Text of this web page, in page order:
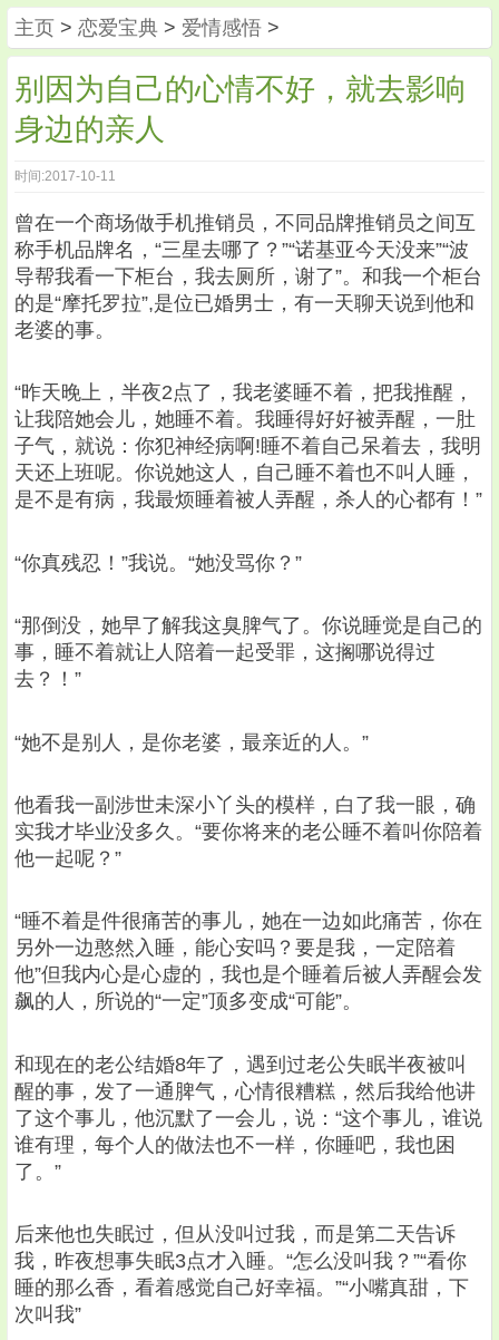
主页 > 恋爱宝典 > 爱情感悟 >
别因为自己的心情不好，就去影响
身边的亲人
时间:2017-10-11
曾在一个商场做手机推销员，不同品牌推销员之间互
称手机品牌名，“三星去哪了？”“诺基亚今天没来”“波
导帮我看一下柜台，我去厕所，谢了”。和我一个柜台
的是“摩托罗拉”,是位已婚男士，有一天聊天说到他和
老婆的事。
“昨天晚上，半夜2点了，我老婆睡不着，把我推醒，
让我陪她会儿，她睡不着。我睡得好好被弄醒，一肚
子气，就说：你犯神经病啊!睡不着自己呆着去，我明
天还上班呢。你说她这人，自己睡不着也不叫人睡，
是不是有病，我最烦睡着被人弄醒，杀人的心都有！”
“你真残忍！”我说。“她没骂你？”
“那倒没，她早了解我这臭脾气了。你说睡觉是自己的
事，睡不着就让人陪着一起受罪，这搁哪说得过
去？！”
“她不是别人，是你老婆，最亲近的人。”
他看我一副涉世未深小丫头的模样，白了我一眼，确
实我才毕业没多久。“要你将来的老公睡不着叫你陪着
他一起呢？”
“睡不着是件很痛苦的事儿，她在一边如此痛苦，你在
另外一边憨然入睡，能心安吗？要是我，一定陪着
他”但我内心是心虚的，我也是个睡着后被人弄醒会发
飙的人，所说的“一定”顶多变成“可能”。
和现在的老公结婚8年了，遇到过老公失眠半夜被叫
醒的事，发了一通脾气，心情很糟糕，然后我给他讲
了这个事儿，他沉默了一会儿，说：“这个事儿，谁说
谁有理，每个人的做法也不一样，你睡吧，我也困
了。”
后来他也失眠过，但从没叫过我，而是第二天告诉
我，昨夜想事失眠3点才入睡。“怎么没叫我？”“看你
睡的那么香，看着感觉自己好幸福。”“小嘴真甜，下
次叫我”